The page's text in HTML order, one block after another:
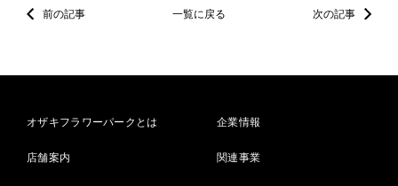
前の記事 一覧に戻る 次の記事
オザキフラワーパークとは
店舗案内
企業情報
関連事業